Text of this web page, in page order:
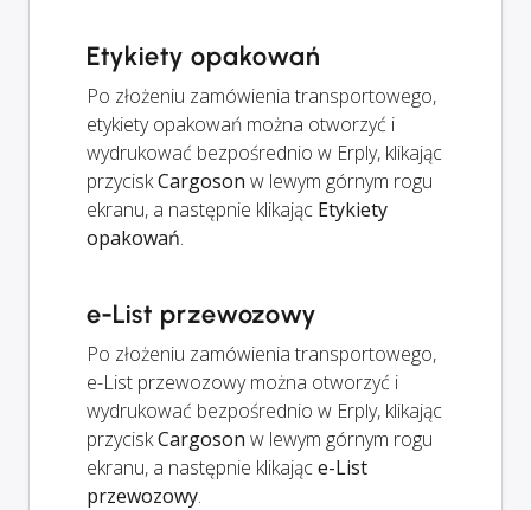
Etykiety opakowań
Po złożeniu zamówienia transportowego,
etykiety opakowań można otworzyć i
wydrukować bezpośrednio w Erply, klikając
przyciskCargoson w lewym górnym rogu
ekranu, a następnie klikając Etykiety
opakowań.
e-List przewozowy
Po złożeniu zamówienia transportowego,
e-List przewozowy można otworzyć i
wydrukować bezpośrednio w Erply, klikając
przyciskCargoson w lewym górnym rogu
ekranu, a następnie klikające-List
przewozowy.